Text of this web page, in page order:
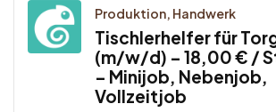
Produktion, Handwerk
Tischlerhelfer für
(m/w/d) – 18,00 € /
– Minijob, Nebenjob,
Vollzeitjob